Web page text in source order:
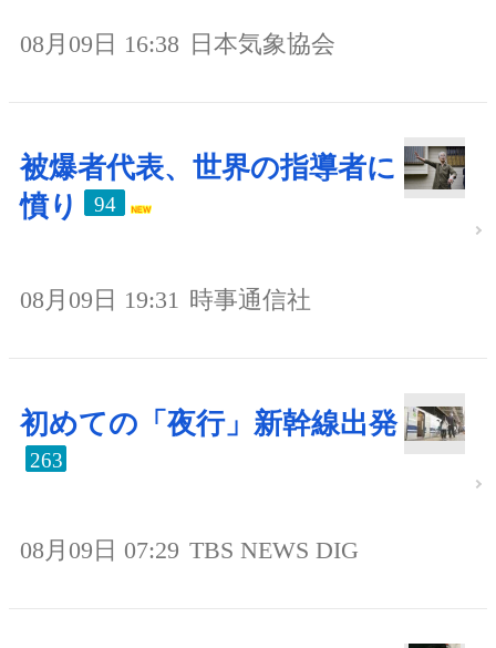
08月09日 16:38 日本気象協会
被爆者代表、世界の指導者に
憤り
94
08月09日 19:31 時事通信社
初めての「夜行」新幹線出発
263
08月09日 07:29 TBS NEWS DIG